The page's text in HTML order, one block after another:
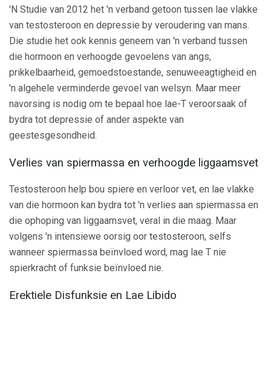
'N Studie van 2012 het 'n verband getoon tussen lae vlakke
van testosteroon en depressie by veroudering van mans.
Die studie het ook kennis geneem van 'n verband tussen
die hormoon en verhoogde gevoelens van angs,
prikkelbaarheid, gemoedstoestande, senuweeagtigheid en
'n algehele verminderde gevoel van welsyn. Maar meer
navorsing is nodig om te bepaal hoe lae-T veroorsaak of
bydra tot depressie of ander aspekte van
geestesgesondheid.
Verlies van spiermassa en verhoogde liggaamsvet
Testosteroon help bou spiere en verloor vet, en lae vlakke
van die hormoon kan bydra tot 'n verlies aan spiermassa en
die ophoping van liggaamsvet, veral in die maag. Maar
volgens 'n intensiewe oorsig oor testosteroon, selfs
wanneer spiermassa beïnvloed word, mag lae T nie
spierkracht of funksie beïnvloed nie.
Erektiele Disfunksie en Lae Libido